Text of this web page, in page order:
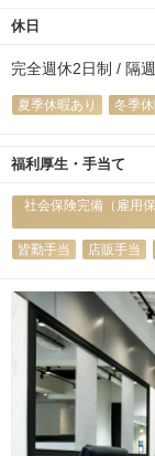
休日
完全週休2日制 / 隔
夏季休暇あり 冬季
福利厚生・手当て
社会保険完備（雇用
皆勤手当
店販手当